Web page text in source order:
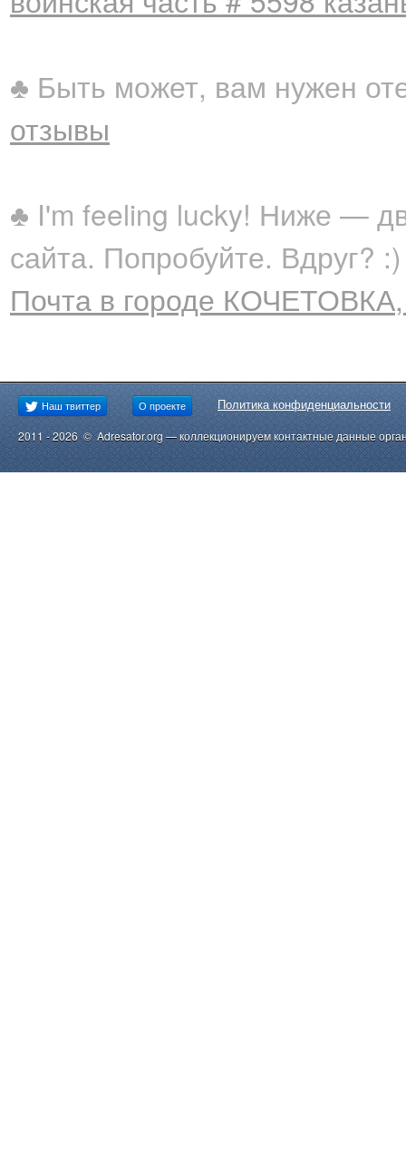
♣ Быть может, вам нужен
отзывы
♣ I'm feeling lucky! Ниже —
сайта. Попробуйте. Вдруг? :)
Почта в городе
Наш твиттер О проекте Политика конфиденциальности
2011 - 2026 © Adresator.org — коллекционируем контактные данные